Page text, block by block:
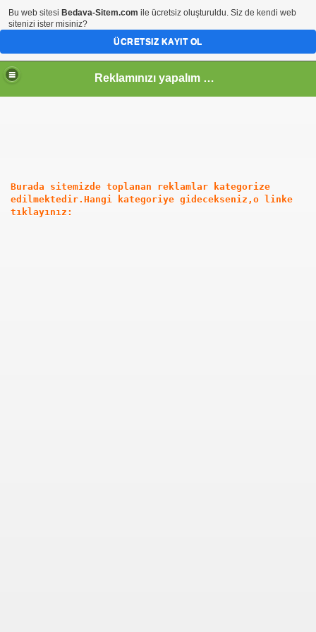
Reklamınızı yapalım mı?...
Burada sitemizde toplanan reklamlar kategorize
edilmektedir.Hangi kategoriye gidecekseniz,o linke
tıklayınız:
Bu web sitesi Bedava-Sitem.com ile ücretsiz oluşturuldu. Siz de kendi web
sitenizi ister misiniz?
ÜCRETSIZ KAYIT OL